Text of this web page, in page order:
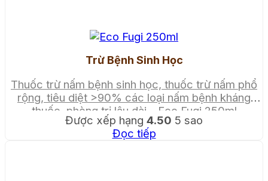
Trừ Bệnh Sinh Học
Thuốc trừ nấm bệnh sinh học, thuốc trừ nấm phổ
rộng, tiêu diệt >90% các loại nấm bệnh kháng
thuốc, phòng trị lâu dài – Eco Fugi 250ml
Được xếp hạng 4.50 5 sao
Đọc tiếp